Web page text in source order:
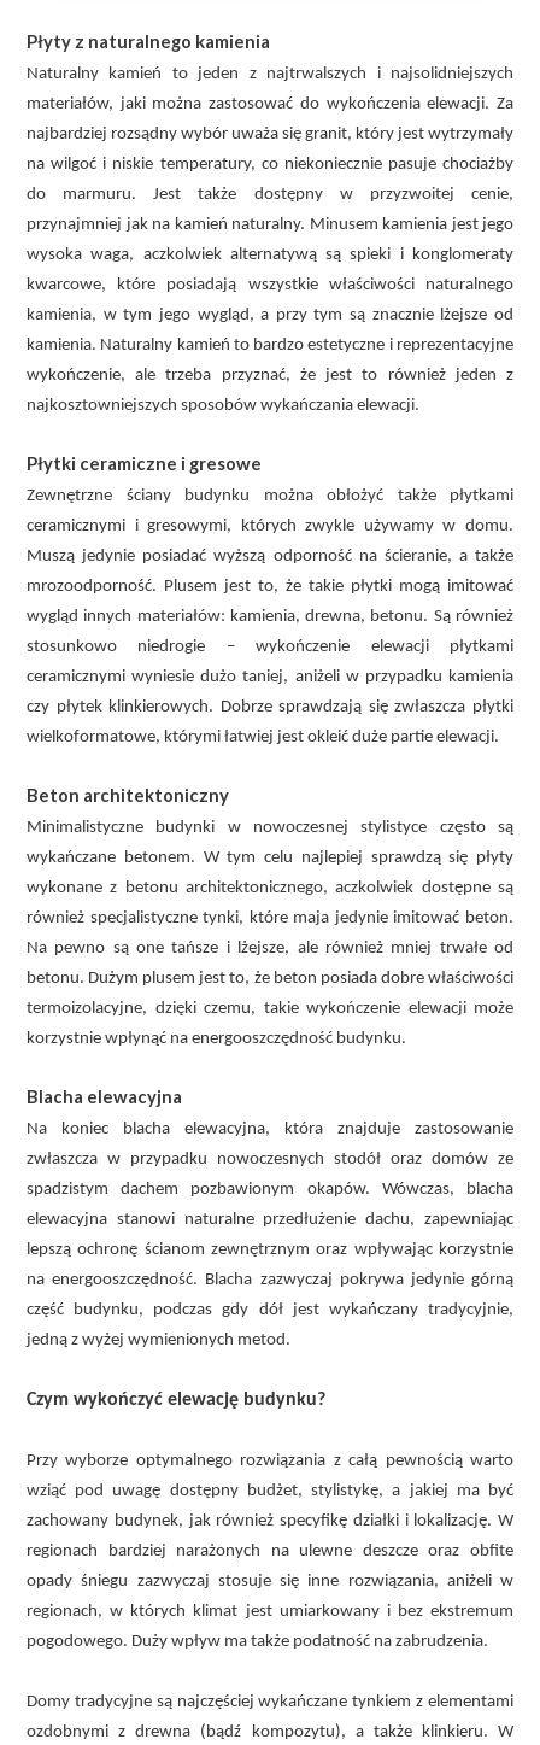
Płyty z naturalnego kamienia
Naturalny kamień to jeden z najtrwalszych i najsolidniejszych
materiałów, jaki można zastosować do wykończenia elewacji. Za
najbardziej rozsądny wybór uważa się granit, który jest wytrzymały
na wilgoć i niskie temperatury, co niekoniecznie pasuje chociażby
do marmuru. Jest także dostępny w przyzwoitej cenie,
przynajmniej jak na kamień naturalny. Minusem kamienia jest jego
wysoka waga, aczkolwiek alternatywą są spieki i konglomeraty
kwarcowe, które posiadają wszystkie właściwości naturalnego
kamienia, w tym jego wygląd, a przy tym są znacznie lżejsze od
kamienia. Naturalny kamień to bardzo estetyczne i reprezentacyjne
wykończenie, ale trzeba przyznać, że jest to również jeden z
najkosztowniejszych sposobów wykańczania elewacji.
Płytki ceramiczne i gresowe
Zewnętrzne ściany budynku można obłożyć także płytkami
ceramicznymi i gresowymi, których zwykle używamy w domu.
Muszą jedynie posiadać wyższą odporność na ścieranie, a także
mrozoodporność. Plusem jest to, że takie płytki mogą imitować
wygląd innych materiałów: kamienia, drewna, betonu. Są również
stosunkowo niedrogie – wykończenie elewacji płytkami
ceramicznymi wyniesie dużo taniej, aniżeli w przypadku kamienia
czy płytek klinkierowych. Dobrze sprawdzają się zwłaszcza płytki
wielkoformatowe, którymi łatwiej jest okleić duże partie elewacji.
Beton architektoniczny
Minimalistyczne budynki w nowoczesnej stylistyce często są
wykańczane betonem. W tym celu najlepiej sprawdzą się płyty
wykonane z betonu architektonicznego, aczkolwiek dostępne są
również specjalistyczne tynki, które maja jedynie imitować beton.
Na pewno są one tańsze i lżejsze, ale również mniej trwałe od
betonu. Dużym plusem jest to, że beton posiada dobre właściwości
termoizolacyjne, dzięki czemu, takie wykończenie elewacji może
korzystnie wpłynąć na energooszczędność budynku.
Blacha elewacyjna
Na koniec blacha elewacyjna, która znajduje zastosowanie
zwłaszcza w przypadku nowoczesnych stodół oraz domów ze
spadzistym dachem pozbawionym okapów. Wówczas, blacha
elewacyjna stanowi naturalne przedłużenie dachu, zapewniając
lepszą ochronę ścianom zewnętrznym oraz wpływając korzystnie
na energooszczędność. Blacha zazwyczaj pokrywa jedynie górną
część budynku, podczas gdy dół jest wykańczany tradycyjnie,
jedną z wyżej wymienionych metod.
Czym wykończyć elewację budynku?
Przy wyborze optymalnego rozwiązania z całą pewnością warto
wziąć pod uwagę dostępny budżet, stylistykę, a jakiej ma być
zachowany budynek, jak również specyfikę działki i lokalizację. W
regionach bardziej narażonych na ulewne deszcze oraz obfite
opady śniegu zazwyczaj stosuje się inne rozwiązania, aniżeli w
regionach, w których klimat jest umiarkowany i bez ekstremum
pogodowego. Duży wpływ ma także podatność na zabrudzenia.
Domy tradycyjne są najczęściej wykańczane tynkiem z elementami
ozdobnymi z drewna (bądź kompozytu), a także klinkieru. W